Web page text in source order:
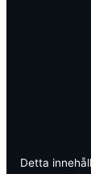
Detta